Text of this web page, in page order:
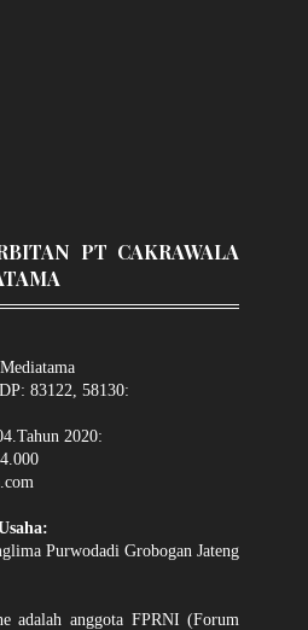
PT CAKRAWALA
83122, 58130:
2020:
Purwodadi Grobogan Jateng
adalah anggota FPRNI (Forum